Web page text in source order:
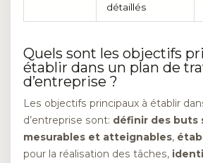
détaillés
Quels sont les objectifs
établir dans un plan de
d’entreprise ?
Les objectifs principaux à établir
d’entreprise sont: définir des buts
mesurables et atteignables,
pour la réalisation des tâches,